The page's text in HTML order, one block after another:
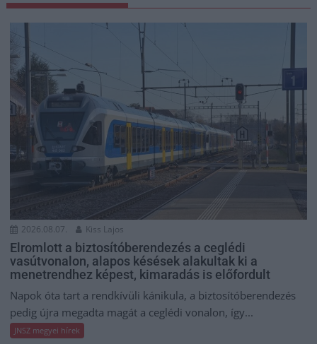
2026.08.07. Kiss Lajos
Elromlott a biztosítóberendezés a ceglédi
vasútvonalon, alapos késések alakultak ki a
menetrendhez képest, kimaradás is előfordult
Napok óta tart a rendkívüli kánikula, a biztosítóberendezés
pedig újra megadta magát a ceglédi vonalon, így...
JNSZ megyei hírek